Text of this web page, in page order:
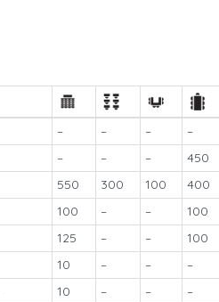
– – – –
– – – 450
550 300 100 400
100 – – 100
125 – – 100
10 – – –
10 – – –